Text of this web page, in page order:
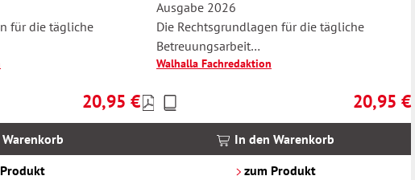
für die tägliche
2026
Regulärer Preis:
20,95 €
Ausgabe 2026
Die Rechtsgrundlagen für die tägliche
Betreuungsarbeit
Neues Vergütungssystem 2026
Walhalla Fachredaktion
20,95 €
Preise
inkl.
In den Warenkorb
zum Produkt